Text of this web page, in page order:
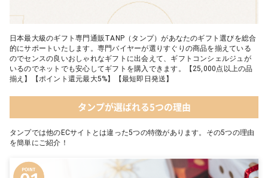
日本最大級のギフト専門通販TANP（タンプ）があなたのギフト選びを総合
的にサポートいたします。専門バイヤーが選りすぐりの商品を揃えている
のでセンスの良いおしゃれなギフトに出会えて、ギフトコンシェルジュが
いるのでネットでも安心してギフトを購入できます。【25,000点以上の品
揃え】【ポイント還元最大5%】【最短即日発送】
タンプが選ばれる5つの理由
タンプでは他のECサイトとは違った5つの特徴があります。その5つの理由
を簡単にご紹介！